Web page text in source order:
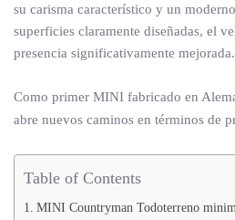
su carisma característico y un
superficies claramente diseñadas, el
presencia significativamente mejorada.
Como primer MINI fabricado en
abre nuevos caminos en términos de
Table of Contents
MINI Countryman Todoterreno